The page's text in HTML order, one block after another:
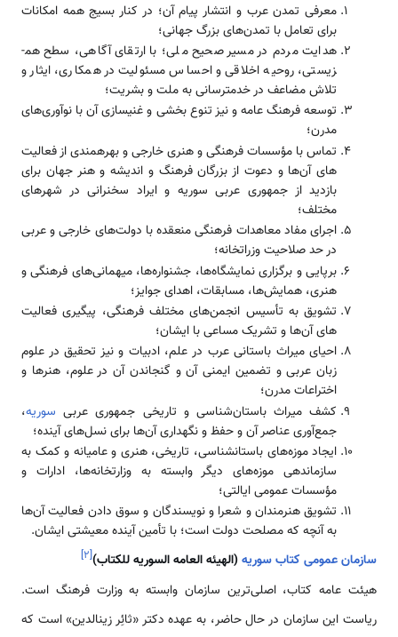
معرفی تمدن عرب و انتشار پیام آن؛ در کنار بسیج همه امکانات
برای تعامل با تمدن­‌‌های بزرگ ‌‌‌جهانی؛
هدایت مردم در مسیر صحیح ملی؛ با ارتقای آگاهی، سطح هم­
زیستی، روحیه اخلاقی و احساس مسئولیت در همکاری، ایثار و
تلاش مضاعف در خدمت­رسانی به ملت و بشریت؛
توسعه فرهنگ عامه و نیز تنوع ­بخشی و غنی­سازی آن با نوآوری­‌‌های
مدرن؛
تماس با مؤسسات فرهنگی و هنری خارجی و بهره­مندی از فعالیت­‌‌
های آن­‌‌ها و دعوت از بزرگان فرهنگ و ‌‌‌‌‌اندیشه و هنر ‌‌‌جهان برای
بازدید از جمهوری عربی سوریه و ایراد سخنرانی در شهر‌‌های
مختلف؛
اجرای مفاد معاهدات فرهنگی منعقده با دولت‌‌های خارجی و عربی
در حد صلاحیت وزراتخانه؛
برپایی و برگزاری نمایشگاه­‌‌ها، جشنواره­‌‌ها، میهمانی­‌‌های فرهنگی و
هنری، همایش­‌‌ها، مسابقات، اهدای جوایز؛
تشویق به تأسیس انجمن­‌‌های مختلف فرهنگی، پیگیری فعالیت­‌‌
های آن­‌‌ها و تشریک مساعی با ایشان؛
احیای میراث باستانی عرب در علم، ادبیات و نیز تحقیق در علوم
زبان عربی و تضمین ایمنی آن و گنجاندن آن در علوم، هنر‌‌ها و
اختراعات مدرن؛
کشف میراث باستان‌شناسی و تاریخی جمهوری عربی سوریه،
جمع‌آوری عناصر آن و حفظ و نگهداری آن‌‌ها برای نسل‌‌‌های آینده؛
ایجاد موزه­‌‌های باستان­شناسی، تاریخی، هنری و عامیانه و کمک به
سازماندهی موزه­‌‌های دیگر وابسته به وزارتخانه­‌‌ها، ادارات و
مؤسسات عمومی ایالتی؛
تشویق هنرمندان و شعرا و نویسندگان و سوق دادن فعالیت آن‌‌ها
به آنچه که مصلحت دولت ‌‌‌‌است؛ با تأمین آینده معیشتی ایشان.
سازمان عمومی کتاب سوریه(الهیئه العامه السوریه للکتاب)[۲]
هیئت عامه کتاب، اصلی­‌‌‌ترین سازمان وابسته به وزارت فرهنگ ‌‌‌‌است.
ریاست این سازمان در حال حاضر، به عهده دکتر «ثائِر زین­الدین» ‌‌‌‌است که